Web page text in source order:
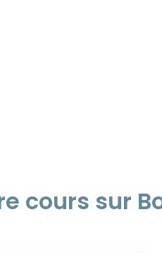
cours sur